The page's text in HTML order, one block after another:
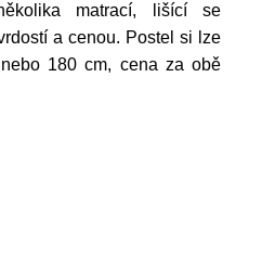
matrací, lišící se
a cenou. Postel si lze
180 cm, cena za obě